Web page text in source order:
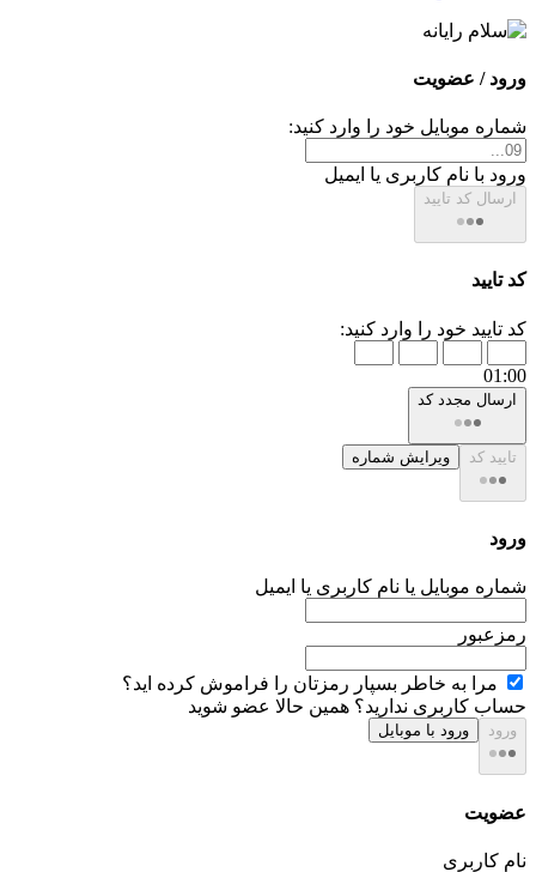
ورود / عضویت
شماره موبایل خود را وارد کنید:
ورود با نام کاربری یا ایمیل
ارسال کد تایید
کد تایید
کد تایید خود را وارد کنید:
01:00
ارسال مجدد کد
تایید کد ویرایش شماره
ورود
شماره موبایل یا نام کاربری یا ایمیل
رمزعبور
مرا به خاطر بسپار رمزتان را فراموش کرده اید؟
حساب کاربری ندارید؟ همین حالا عضو شوید
ورود ورود با موبایل
عضویت
نام کاربری